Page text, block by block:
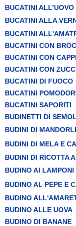
BUCATINI
BUCATINI ALLA
BUCATINI
BUCATINI CON
BUCATINI CON
BUCATINI CON
BUCATINI DI FUOCO
BUCATINI
BUCATINI SAPORITI
BUDINETTI DI
BUDINI DI
BUDINI DI MELA E
BUDINI DI RICOTTA
BUDINO AI LAMPONI
BUDINO AL PEPE E
BUDINO
BUDINO ALLE UOVA
BUDINO DI BANANE